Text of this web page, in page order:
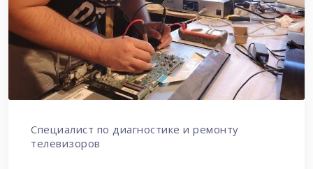
Специалист по диагностике и ремонту
телевизоров